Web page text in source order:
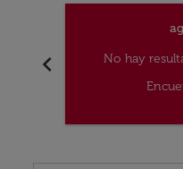
chevron_left
No hay